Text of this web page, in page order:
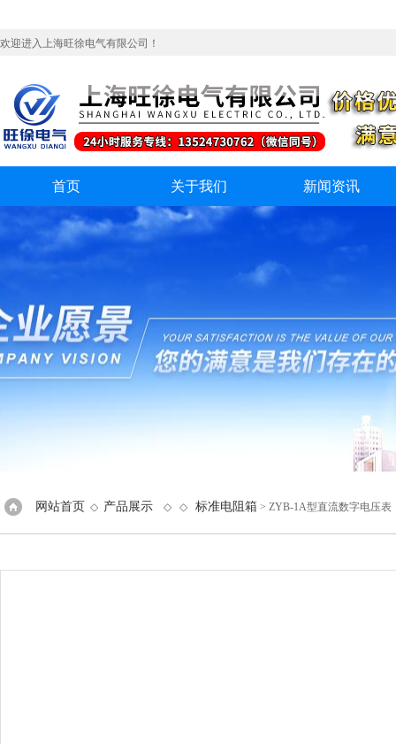
欢迎进入上海旺徐电气有限公司！
首页 关于我们 新闻资讯
网站首页 ◇ 产品展示 ◇ ◇ 标准电阻箱 > ZYB-1A型直流数字电压表